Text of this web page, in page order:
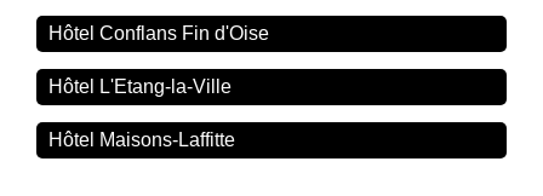
Hôtel Conflans Fin d'Oise
Hôtel L'Etang-la-Ville
Hôtel Maisons-Laffitte